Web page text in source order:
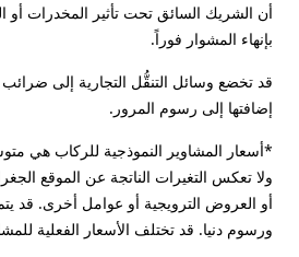
أن الشريك السائق تحت تأثير المخدرات أو
بإنهاء المشوار فوراً.
قد تخضع وسائل التنقُّل التجارية إلى
إضافتها إلى رسوم المرور.
ولا تعكس التغيرات الناتجة عن الموقع
أو العروض الترويجية أو عوامل أخرى. قد
ورسوم دنيا. قد تختلف الأسعار الفعلية